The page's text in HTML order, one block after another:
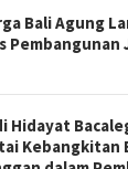
Bali Agung
Pembangunan
Hidayat
Kebangkitan